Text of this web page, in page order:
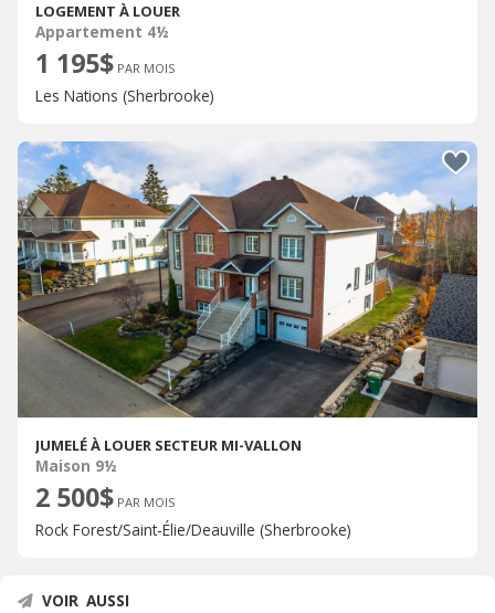
LOGEMENT À LOUER
Appartement 4½
1 195$ PAR MOIS
Les Nations (Sherbrooke)
JUMELÉ À LOUER SECTEUR MI-VALLON
Maison 9½
2 500$ PAR MOIS
Rock Forest/Saint-Élie/Deauville (Sherbrooke)
VOIR AUSSI